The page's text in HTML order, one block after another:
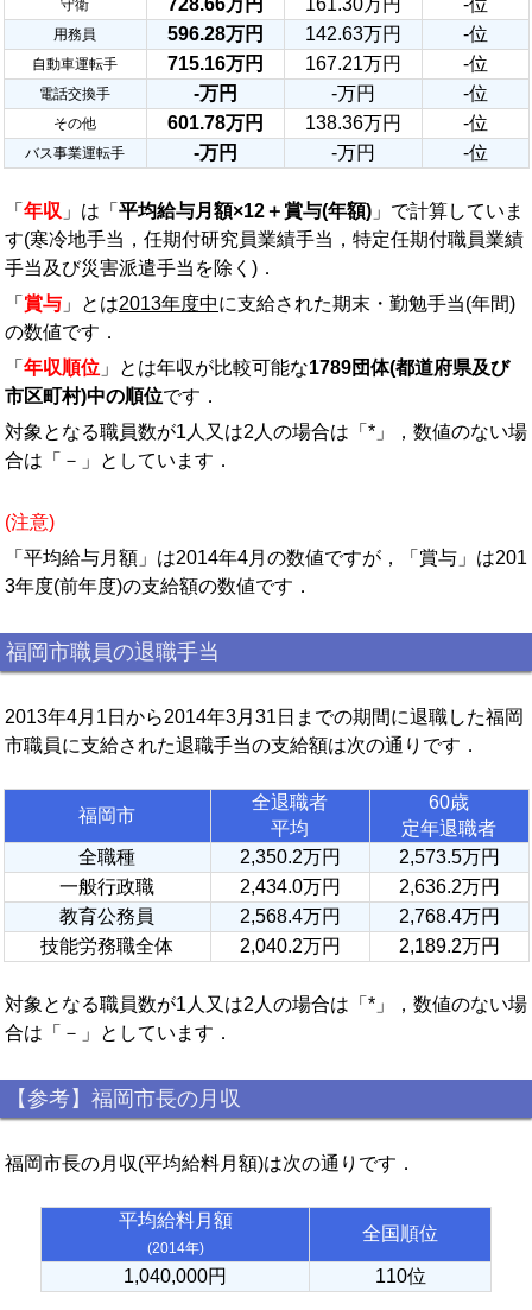
守衛 728.66万円 161.30万円 -位
用務員 596.28万円 142.63万円 -位
自動車運転手 715.16万円 167.21万円 -位
電話交換手 -万円 -万円 -位
その他 601.78万円 138.36万円 -位
バス事業運転手 -万円 -万円 -位
「 年収 」は「 平均給与月額×12＋賞与(年額) 」で計算していま
す(寒冷地手当，任期付研究員業績手当，特定任期付職員業績
手当及び災害派遣手当を除く)．
「 賞与 」とは2013年度中に支給された期末・勤勉手当(年間)
の数値です．
「 年収順位 」とは年収が比較可能な1789団体(都道府県及び
市区町村)中の順位です．
対象となる職員数が1人又は2人の場合は「*」，数値のない場
合は「－」としています．
(注意)
「平均給与月額」は2014年4月の数値ですが，「賞与」は201
3年度(前年度)の支給額の数値です．
福岡市職員の退職手当
2013年4月1日から2014年3月31日までの期間に退職した福岡
市職員に支給された退職手当の支給額は次の通りです．
福岡市
全退職者
平均
60歳
定年退職者
全職種
2,350.2万円
2,573.5万円
一般行政職
2,434.0万円
2,636.2万円
教育公務員
2,568.4万円
2,768.4万円
技能労務職全体
2,040.2万円 2,189.2万円
対象となる職員数が1人又は2人の場合は「*」，数値のない場
合は「－」としています．
【参考】福岡市長の月収
福岡市長の月収(平均給料月額)は次の通りです．
平均給料月額
(2014年)
全国順位
1,040,000円 110位